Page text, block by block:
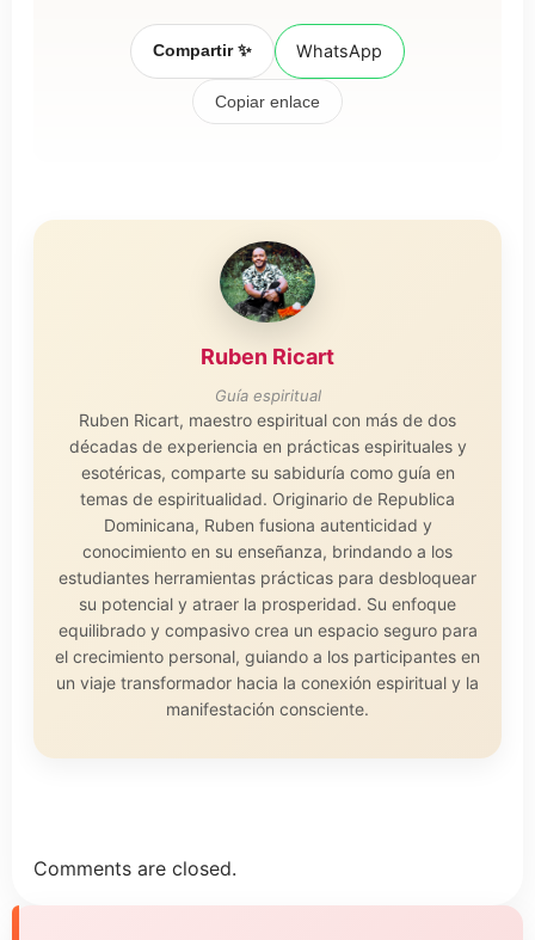
Compartir ✨ WhatsApp
Copiar enlace
Ruben Ricart
Guía espiritual
Ruben Ricart, maestro espiritual con más de dos
décadas de experiencia en prácticas espirituales y
esotéricas, comparte su sabiduría como guía en
temas de espiritualidad. Originario de Republica
Dominicana, Ruben fusiona autenticidad y
conocimiento en su enseñanza, brindando a los
estudiantes herramientas prácticas para desbloquear
su potencial y atraer la prosperidad. Su enfoque
equilibrado y compasivo crea un espacio seguro para
el crecimiento personal, guiando a los participantes en
un viaje transformador hacia la conexión espiritual y la
manifestación consciente.
Comments are closed.